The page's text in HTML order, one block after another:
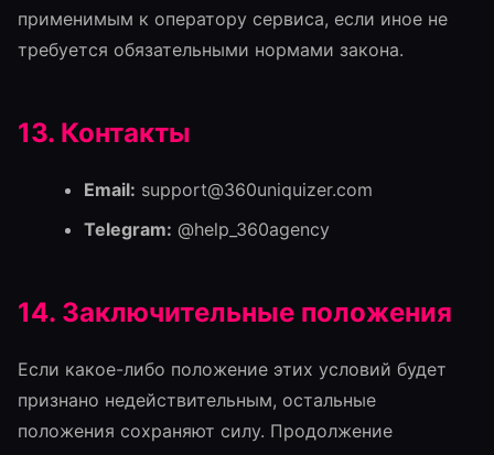
применимым к оператору сервиса, если иное не
требуется обязательными нормами закона.
13. Контакты
Email: support@360uniquizer.com
Telegram: @help_360agency
14. Заключительные положения
Если какое-либо положение этих условий будет
признано недействительным, остальные
положения сохраняют силу. Продолжение